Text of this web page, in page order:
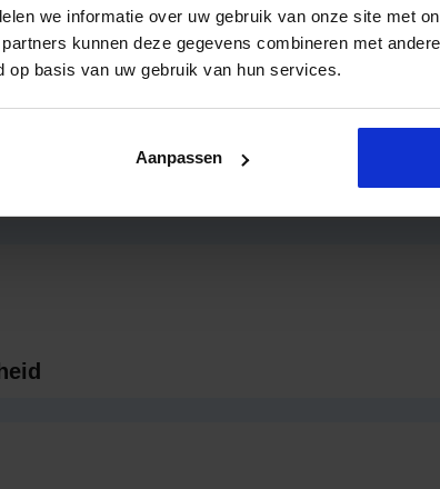
we informatie over uw gebruik van onze site met
kunnen deze gegevens combineren met
basis van uw gebruik van hun services.
Aanpassen
gedrag